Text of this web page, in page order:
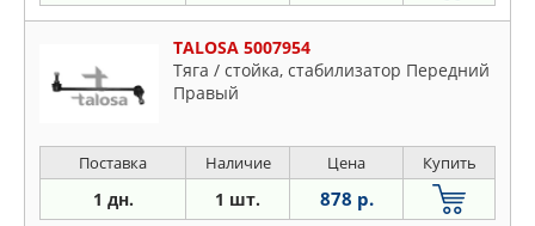
Land Rover
Mercedes
Mitsubishi
Nissan
Opel
Peugeot
TALOSA 5007954
Тяга / стойка, стабилизатор Передний
Правый
Поставка Наличие Цена Купить
1 дн. 1 шт. 878 р.